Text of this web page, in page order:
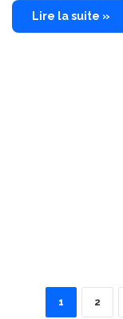
Lire la suite »
1 2